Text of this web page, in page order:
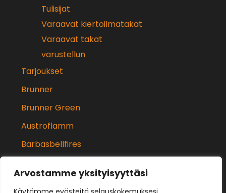
Arvostamme yksityisyyttäsi
Tulisijat
Varaavat kiertoilmatakat
Varaavat takat
varustellun
Tarjoukset
Brunner
Brunner Green
Austroflamm
Barbasbellfires